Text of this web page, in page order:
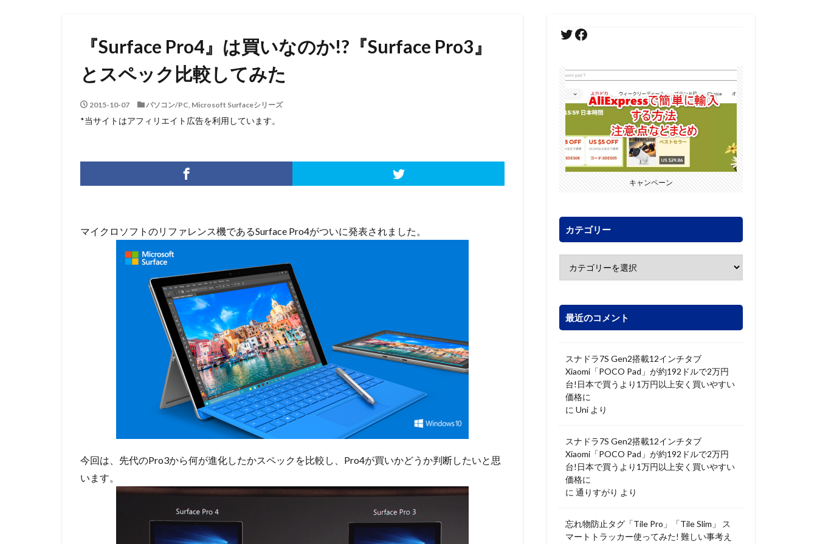
『Surface Pro4』は買いなのか!?『Surface Pro3』
とスペック比較してみた
2015-10-07 パソコン/PC, Microsoft Surfaceシリーズ
*当サイトはアフィリエイト広告を利用しています。
マイクロソフトのリファレンス機であるSurface Pro4がついに発表されました。
今回は、先代のPro3から何が進化したかスペックを比較し、Pro4が買いかどうか判断したいと思
います。
キャンペーン
カテゴリー
最近のコメント
スナドラ7S Gen2搭載12インチタブ
Xiaomi「POCO Pad」が約192ドルで2万円
台!日本で買うより1万円以上安く買いやすい
価格に
に Uni より
スナドラ7S Gen2搭載12インチタブ
Xiaomi「POCO Pad」が約192ドルで2万円
台!日本で買うより1万円以上安く買いやすい
価格に
に 通りすがり より
忘れ物防止タグ「Tile Pro」「Tile Slim」 ス
マートトラッカー使ってみた! 難しい事考え